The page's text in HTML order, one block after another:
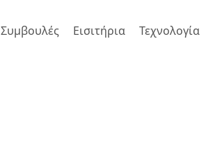
Συμβουλές Εισιτήρια Τεχνολογία